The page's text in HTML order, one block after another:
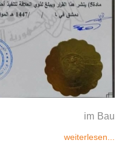
im Bau
weiterlesen...